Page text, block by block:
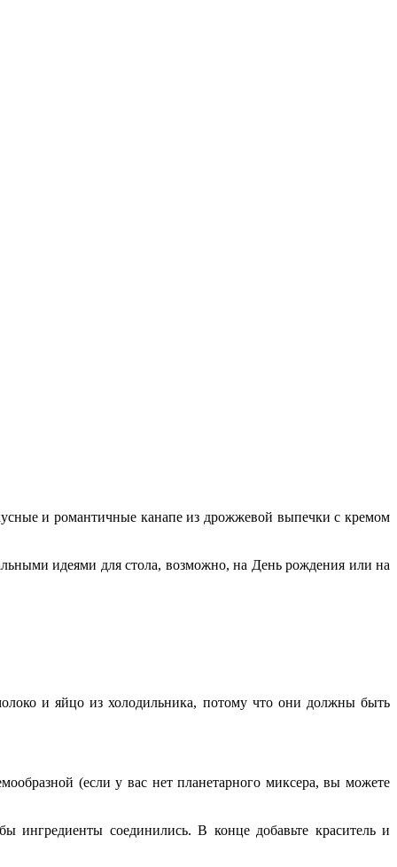
и романтичные канапе из дрожжевой выпечки с кремом
идеями для стола, возможно, на День рождения или на
и яйцо из холодильника, потому что они должны быть
(если у вас нет планетарного миксера, вы можете
соединились. В конце добавьте краситель и